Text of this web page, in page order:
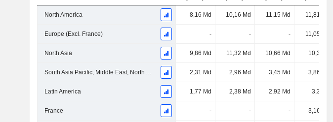
North America 8,16 Md 10,16 Md 11,15 Md 11,81 Md
Europe (Excl. France) - - - 11,05 Md
North Asia 9,86 Md 11,32 Md 10,66 Md 10,3 Md
South Asia Pacific, Middle East, North Africa, Sub-Saharan Africa 2,31 Md 2,96 Md 3,45 Md 3,86 Md
Latin America 1,77 Md 2,38 Md 2,92 Md 3,3 Md
France - - - 3,16 Md